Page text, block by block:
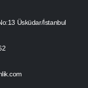
Üsküdar/İstanbul